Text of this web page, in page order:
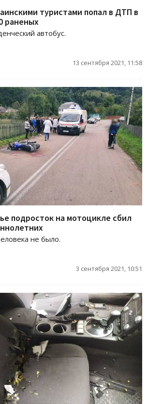
туристами попал в ДТП в
раненых
автобус.
13 сентября 2021, 11:58
подросток на мотоцикле сбил
не было.
3 сентября 2021, 10:51